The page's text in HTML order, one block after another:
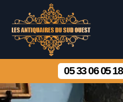
05 33 06 05 18